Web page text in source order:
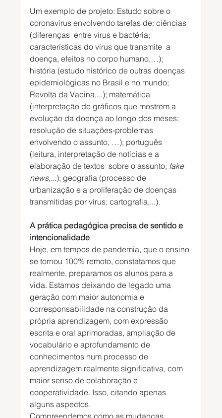
Um exemplo de projeto: Estudo sobre o
coronavírus envolvendo tarefas de: ciências
(diferenças  entre vírus e bactéria;
características do vírus que transmite  a
doença, efeitos no corpo humano,…);
história (estudo histórico de outras doenças
epidemiológicas no Brasil e no mundo;
Revolta da Vacina,...); matemática
(interpretação de gráficos que mostrem a
evolução da doença ao longo dos meses;
resolução de situações-problemas
envolvendo o assunto, …); português
(leitura, interpretação de notícias e a
elaboração de textos  sobre o assunto; fake
news,...); geografia (processo de
urbanização e a proliferação de doenças
transmitidas por vírus; cartografia,...).
A prática pedagógica precisa de sentido e
intencionalidade
Hoje, em tempos de pandemia, que o ensino
se tornou 100% remoto, constatamos que
realmente, preparamos os alunos para a
vida. Estamos deixando de legado uma
geração com maior autonomia e
corresponsabilidade na construção da
própria aprendizagem, com expressão
escrita e oral aprimoradas, ampliação de
vocabulário e aprofundamento de
conhecimentos num processo de
aprendizagem realmente significativa, com
maior senso de colaboração e
cooperatividade. Isso, citando apenas
alguns aspectos.
Compreendemos como as mudanças